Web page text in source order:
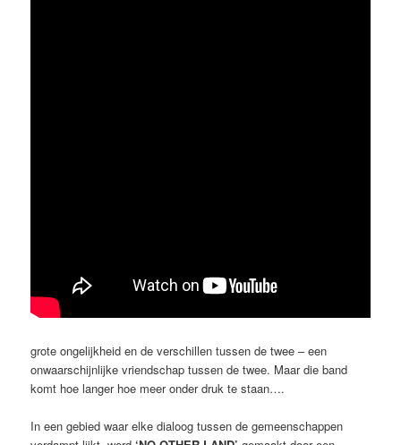
grote ongelijkheid en de verschillen tussen de twee – een
onwaarschijnlijke vriendschap tussen de twee. Maar die band
komt hoe langer hoe meer onder druk te staan….
In een gebied waar elke dialoog tussen de gemeenschappen